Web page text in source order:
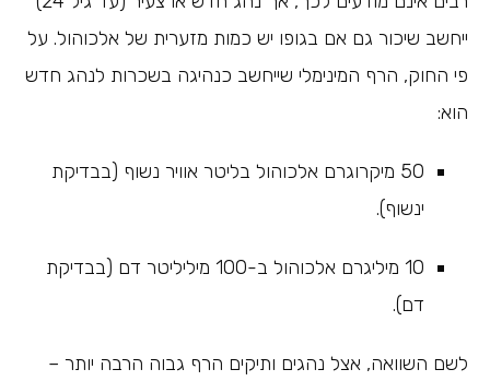
ייחשב שיכור גם אם בגופו יש כמות מזערית של אלכוהול. על
פי החוק, הרף המינימלי שייחשב כנהיגה בשכרות לנהג חדש
הוא:
50 מיקרוגרם אלכוהול בליטר אוויר נשוף (בבדיקת
ינשוף).
10 מיליגרם אלכוהול ב-100 מיליליטר דם (בבדיקת
דם).
לשם השוואה, אצל נהגים ותיקים הרף גבוה הרבה יותר –